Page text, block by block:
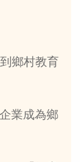
鄉村教育
業成為鄉